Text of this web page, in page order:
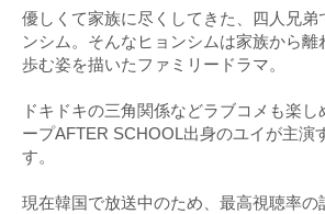
優しくて家族に尽くしてきた、四人兄弟
ンシム。そんなヒョンシムは家族から離
歩む姿を描いたファミリードラマ。
ドキドキの三角関係などラブコメも楽
ープAFTER SCHOOL出身のユイが主演
す。
現在韓国で放送中のため、最高視聴率の